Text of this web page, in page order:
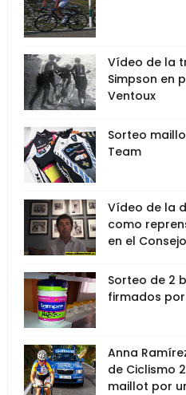
Vídeo de la
Simpson en
Ventoux
Sorteo
Team
Vídeo de la
como
en el
Sorteo de 2
firmados por
Anna
de Ciclismo
maillot por